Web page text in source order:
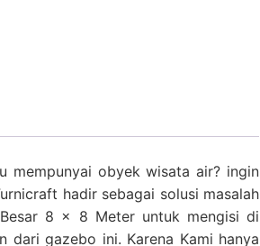
mempunyai obyek wisata air? ingin
hadir sebagai solusi masalah
8 x 8 Meter untuk mengisi di
dari gazebo ini. Karena Kami hanya